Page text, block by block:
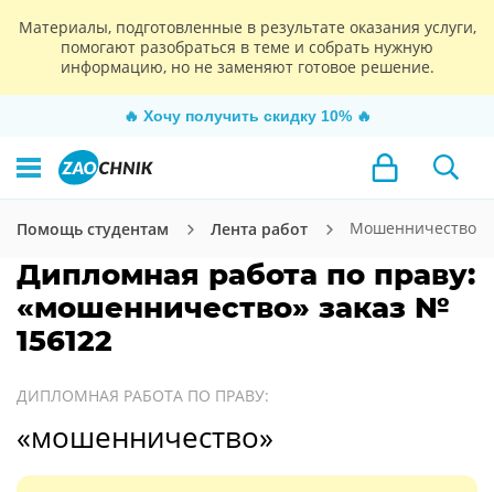
Материалы, подготовленные в результате оказания услуги,
помогают разобраться в теме и собрать нужную
информацию, но не заменяют готовое решение.
🔥 Хочу получить скидку 10% 🔥
Помощь студентам Лента работ Мошенничество
Дипломная работа по праву:
«мошенничество» заказ №
156122
ДИПЛОМНАЯ РАБОТА ПО ПРАВУ:
«мошенничество»